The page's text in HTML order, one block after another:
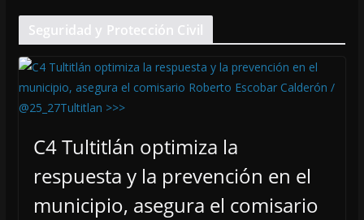
Seguridad y Protección Civil
C4 Tultitlán optimiza la
respuesta y la prevención en el
municipio, asegura el comisario